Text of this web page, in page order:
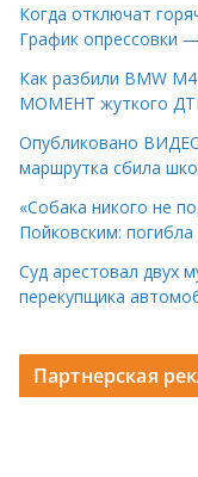
Когда отключат
График опрессовки
Как разбили BMW
МОМЕНТ жуткого
Опубликовано
маршрутка сбила
«Собака никого не
Пойковским: погибла
Суд арестовал двух
перекупщика
Партнерская